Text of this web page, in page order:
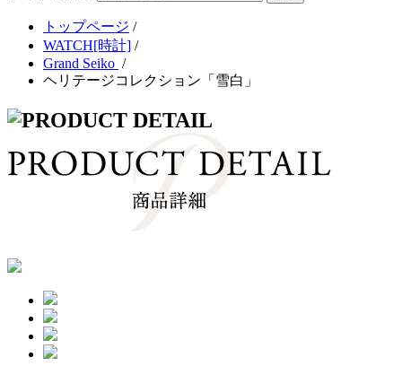
トップページ /
WATCH[時計] /
Grand Seiko /
ヘリテージコレクション「雪白」